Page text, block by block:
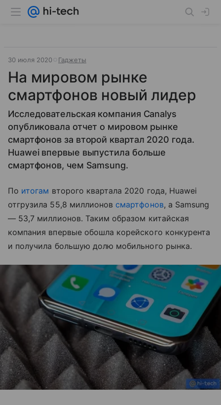
30 июля 2020 Гаджеты
На мировом рынке
смартфонов новый лидер
Исследовательская компания Canalys
опубликовала отчет о мировом рынке
смартфонов за второй квартал 2020 года.
Huawei впервые выпустила больше
смартфонов, чем Samsung.
По итогам второго квартала 2020 года, Huawei
отгрузила 55,8 миллионов смартфонов, а Samsung
— 53,7 миллионов. Таким образом китайская
компания впервые обошла корейского конкурента
и получила большую долю мобильного рынка.